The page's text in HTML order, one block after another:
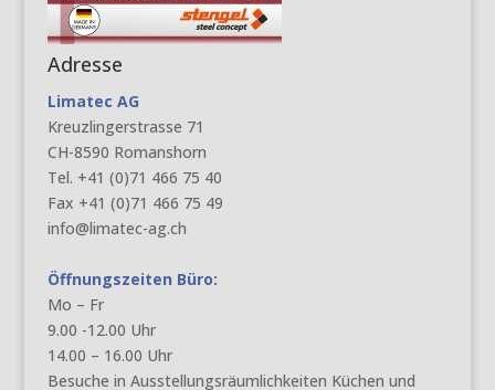
Adresse
Limatec AG
Kreuzlingerstrasse 71
CH-8590 Romanshorn
Tel. +41 (0)71 466 75 40
Fax +41 (0)71 466 75 49
info@limatec-ag.ch
Öffnungszeiten Büro:
Mo – Fr
9.00 -12.00 Uhr
14.00 – 16.00 Uhr
Besuche in Ausstellungsräumlichkeiten Küchen und